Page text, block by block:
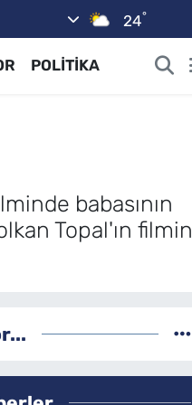
24°
POLİTİKA
babasının
Topal'ın filmin